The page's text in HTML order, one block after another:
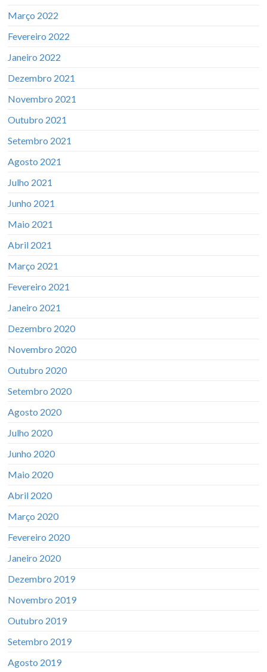
Março 2022
Fevereiro 2022
Janeiro 2022
Dezembro 2021
Novembro 2021
Outubro 2021
Setembro 2021
Agosto 2021
Julho 2021
Junho 2021
Maio 2021
Abril 2021
Março 2021
Fevereiro 2021
Janeiro 2021
Dezembro 2020
Novembro 2020
Outubro 2020
Setembro 2020
Agosto 2020
Julho 2020
Junho 2020
Maio 2020
Abril 2020
Março 2020
Fevereiro 2020
Janeiro 2020
Dezembro 2019
Novembro 2019
Outubro 2019
Setembro 2019
Agosto 2019